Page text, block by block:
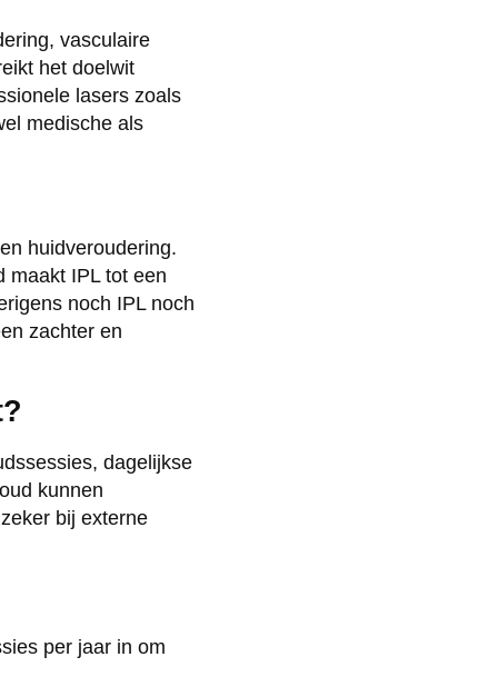
vasculaire
het doelwit
lasers zoals
medische als
huidveroudering.
maakt IPL tot een
noch IPL noch
zachter en
dagelijkse
kunnen
bij externe
per jaar in om